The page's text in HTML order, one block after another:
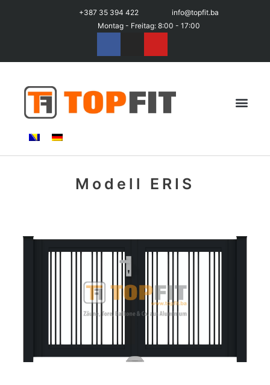
+387 35 394 422
info@topfit.ba
Montag - Freitag: 8:00 - 17:00
Modell ERIS